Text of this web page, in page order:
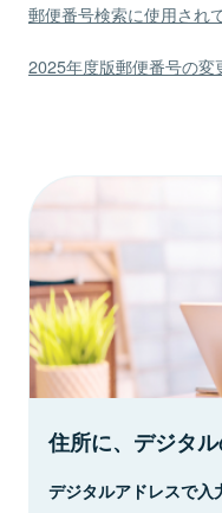
郵便番号検索に使用され
2025年度版郵便番号の変
住所に、デジタル
デジタルアドレスで入